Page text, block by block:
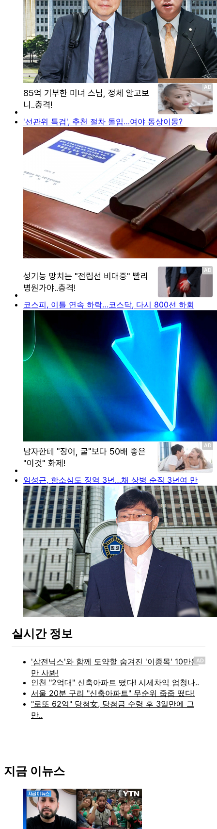
'선관위 특검', 추천 절차 돌입…여야 동상이몽?
코스피, 이틀 연속 하락…코스닥, 다시 800선 하회
임성근, 항소심도 징역 3년…채 상병 순직 3년여 만
실시간 정보
AD
지금 이뉴스